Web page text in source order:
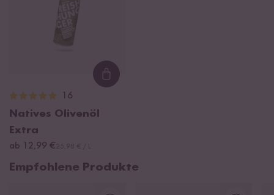
Loading...
16
Natives Olivenöl
Extra
ab 12,99 €
Empfohlene Produkte